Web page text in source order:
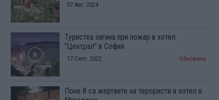
07 Авг. 2024
Туристка загина при пожар в хотел
"Централ" в София
17 Септ. 2022 Обновена
Поне 8 са жертвите на терористи в хотел в